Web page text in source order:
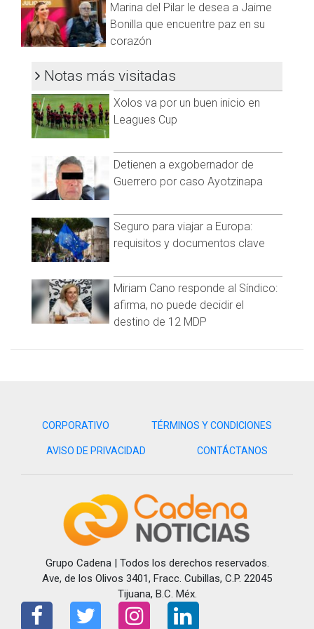
Marina del Pilar le desea a Jaime
Bonilla que encuentre paz en su
corazón
Notas más visitadas
Xolos va por un buen inicio en
Leagues Cup
Detienen a exgobernador de
Guerrero por caso Ayotzinapa
Seguro para viajar a Europa:
requisitos y documentos clave
Miriam Cano responde al Síndico:
afirma, no puede decidir el
destino de 12 MDP
CORPORATIVO TÉRMINOS Y CONDICIONES
AVISO DE PRIVACIDAD CONTÁCTANOS
Grupo Cadena | Todos los derechos reservados.
Ave, de los Olivos 3401, Fracc. Cubillas, C.P. 22045
Tijuana, B.C. Méx.